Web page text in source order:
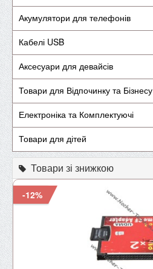
Акумулятори для телефонів
Кабелі USB
Аксесуари для девайсів
Товари для Відпочинку та Бізнесу
Електроніка та Комплектуючі
Товари для дітей
Товари зі знижкою
-12%